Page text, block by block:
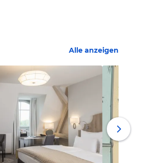
Alle anzeigen